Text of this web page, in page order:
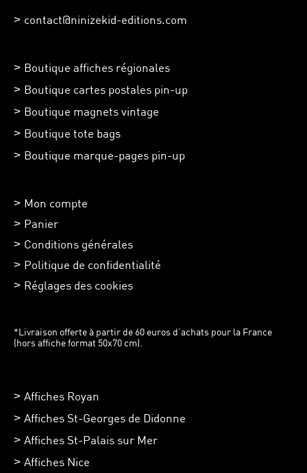
contact@ninizekid-editions.com
Boutique affiches régionales
Boutique cartes postales pin-up
Boutique magnets vintage
Boutique tote bags
Boutique marque-pages pin-up
Mon compte
Panier
Conditions générales
Politique de confidentialité
Réglages des cookies
*Livraison offerte à partir de 60 euros d’achats pour la France
(hors affiche format 50x70 cm).
Affiches Royan
Affiches St-Georges de Didonne
Affiches St-Palais sur Mer
Affiches Nice